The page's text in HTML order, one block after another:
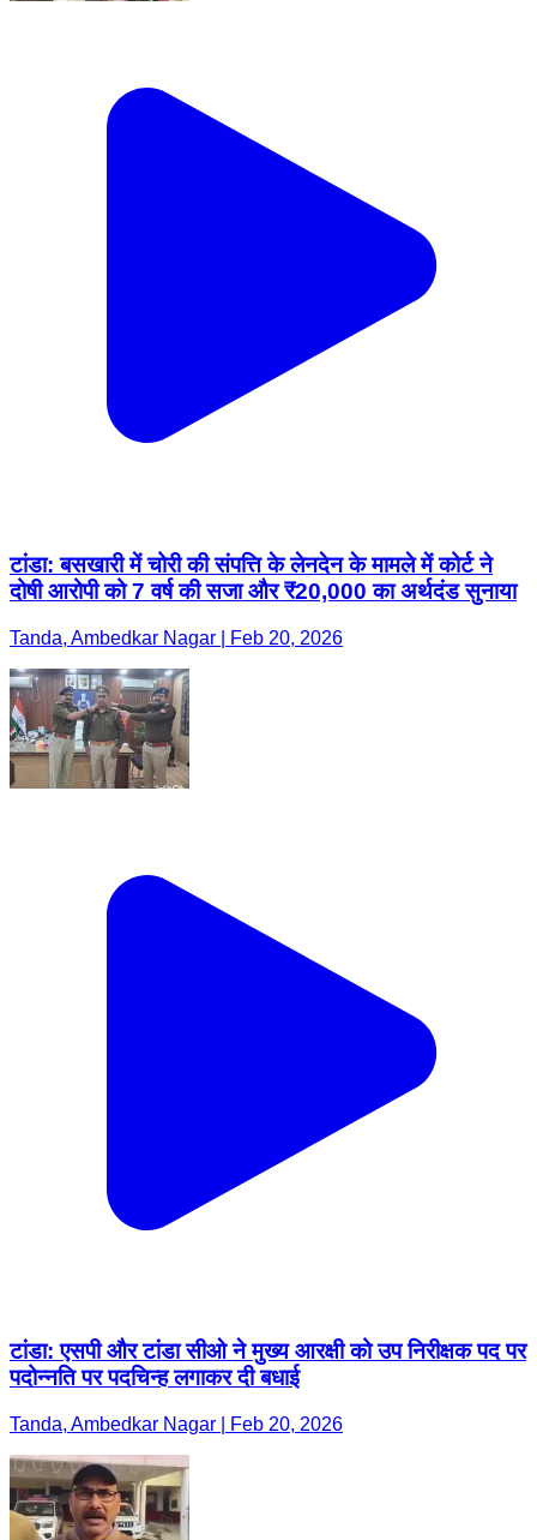
टांडा: बसखारी में चोरी की संपत्ति के लेनदेन के मामले में कोर्ट ने
दोषी आरोपी को 7 वर्ष की सजा और ₹20,000 का अर्थदंड सुनाया
Tanda, Ambedkar Nagar | Feb 20, 2026
टांडा: एसपी और टांडा सीओ ने मुख्य आरक्षी को उप निरीक्षक पद पर
पदोन्नति पर पदचिन्ह लगाकर दी बधाई
Tanda, Ambedkar Nagar | Feb 20, 2026